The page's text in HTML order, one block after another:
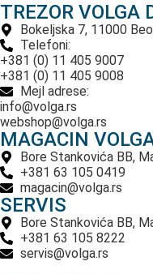
TREZOR VOLGA
Bokeljska 7, 11000
Telefoni:
+381 (0) 11 405 9007
+381 (0) 11 405 9008
Mejl adrese:
info@volga.rs
webshop@volga.rs
MAGACIN
Bore Stankovića BB,
+381 63 105 0419
magacin@volga.rs
SERVIS
Bore Stankovića BB,
+381 63 105 8222
servis@volga.rs